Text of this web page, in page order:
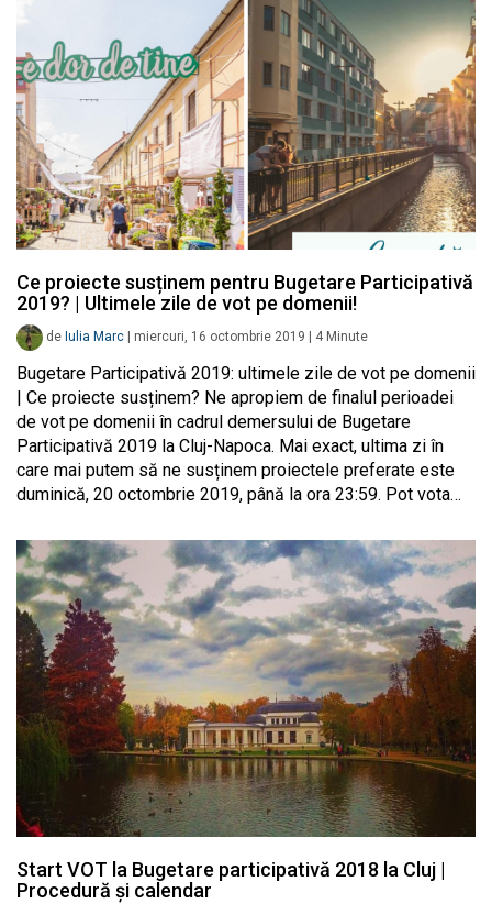
Ce proiecte susținem pentru Bugetare Participativă
2019? | Ultimele zile de vot pe domenii!
de Iulia Marc miercuri, 16 octombrie 2019 4 Minute
Bugetare Participativă 2019: ultimele zile de vot pe domenii
| Ce proiecte susținem? Ne apropiem de finalul perioadei
de vot pe domenii în cadrul demersului de Bugetare
Participativă 2019 la Cluj-Napoca. Mai exact, ultima zi în
care mai putem să ne susținem proiectele preferate este
duminică, 20 octombrie 2019, până la ora 23:59. Pot vota…
Start VOT la Bugetare participativă 2018 la Cluj |
Procedură și calendar